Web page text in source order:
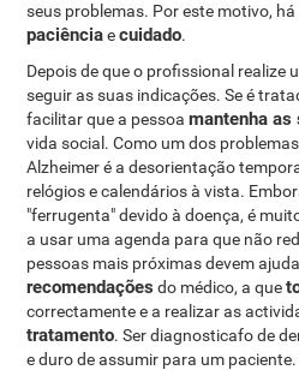
seus problemas. Por este motivo,
paciênciaecuidado.
Depois de que o profissional realize
seguir as suas indicações. Se é
facilitar que a pessoamantenha as
vida social. Como um dos
Alzheimer é a desorientação
relógios e calendários à vista.
"ferrugenta" devido à doença, é
a usar uma agenda para que não
pessoas mais próximas devem
recomendações do médico, a que
correctamente e a realizar as
tratamento. Ser diagnosticafo de
e duro de assumir para um